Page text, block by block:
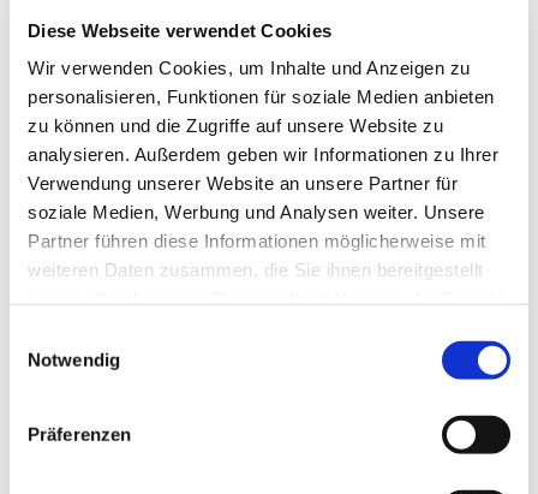
Diese Webseite verwendet Cookies
Wir verwenden Cookies, um Inhalte und Anzeigen zu
personalisieren, Funktionen für soziale Medien anbieten
zu können und die Zugriffe auf unsere Website zu
analysieren. Außerdem geben wir Informationen zu Ihrer
Verwendung unserer Website an unsere Partner für
soziale Medien, Werbung und Analysen weiter. Unsere
Partner führen diese Informationen möglicherweise mit
weiteren Daten zusammen, die Sie ihnen bereitgestellt
Notwendig
Präferenzen
WEITERE TERMINE
VERANSTALTUNGSORT
KONTAKT
WEITERE INFOS & DOWNLOADS
Weitere Veranstaltungen in der Nähe